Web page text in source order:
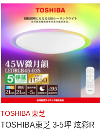
TOSHIBA 東芝
TOSHIBA東芝 3-5坪 炫彩R